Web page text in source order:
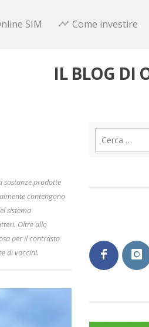
SIM timeline Come investire
IL BLOG DI
sostanze prodotte
contengono
sistema
Oltre allo
per il contrasto
di vaccini.